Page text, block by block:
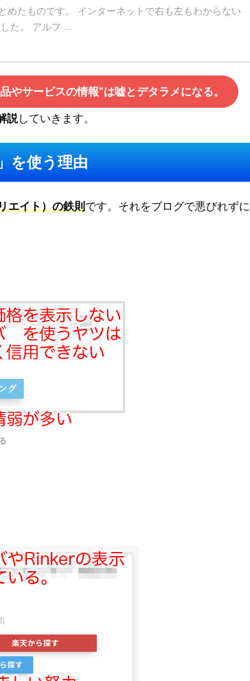
めたものです。 インターネットで右も左もわからない
た。 アルフ ...
やサービスの情報”は嘘とデタラメになる。
説していきます。
を使う理由
エイト）の鉄則です。それをブログで悪びれずに